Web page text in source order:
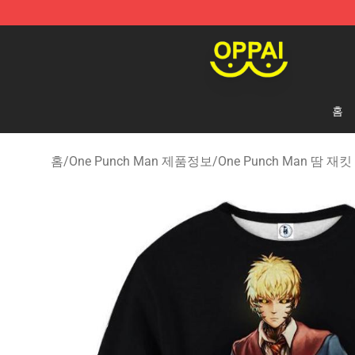
홈
홈/One Punch Man 제품정보/One Punch Man 땀 재킷